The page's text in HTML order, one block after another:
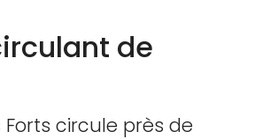
de
circule près de